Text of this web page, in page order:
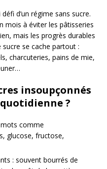
d’un régime sans sucre.
mois à éviter les pâtisseries
mais les progrès durables
se cache partout :
charcuteries, pains de mie,
insoupçonnés
?
comme
glucose, fructose,
: souvent bourrés de